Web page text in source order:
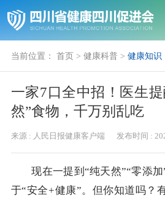
当前位置： 首页 > 健康科普 > 健康知识
一家7口全中招！医生
然”食物，千万别乱吃
来源 : 人民日报健康客户端 发布时间 :
现在一提到“纯天然”“零添
于“安全+健康”。但你知道吗？